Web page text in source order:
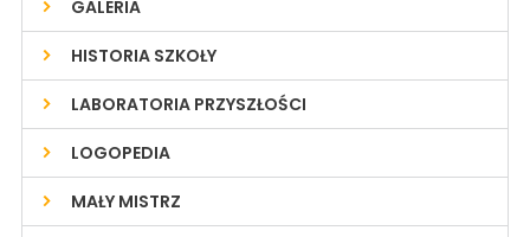
GALERIA
HISTORIA SZKOŁY
LABORATORIA PRZYSZŁOŚCI
LOGOPEDIA
MAŁY MISTRZ